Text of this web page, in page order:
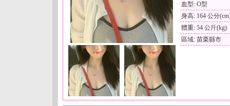
血型: O型
身高: 164 公分
體重: 54 公斤(kg)
區域: 苗栗縣市